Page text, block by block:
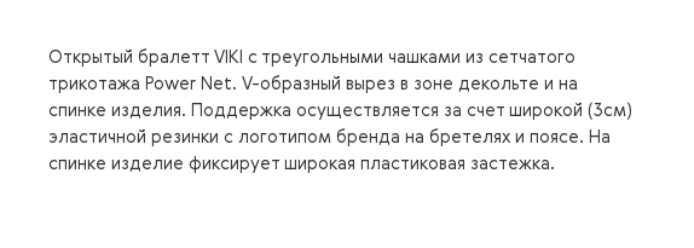
Открытый бралетт VIKI с треугольными чашками из сетчатого
трикотажа Power Net. V-образный вырез в зоне декольте и на
спинке изделия. Поддержка осуществляется за счет широкой (3см)
эластичной резинки с логотипом бренда на бретелях и поясе. На
спинке изделие фиксирует широкая пластиковая застежка.